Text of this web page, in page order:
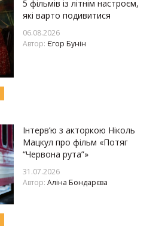
5 фільмів із літнім настроєм,
які варто подивитися
06.08.2026
Автор: Єгор Бунін
Інтерв’ю з акторкою Ніколь
Мацкул про фільм «Потяг
“Червона рута”»
31.07.2026
Автор: Аліна Бондарєва